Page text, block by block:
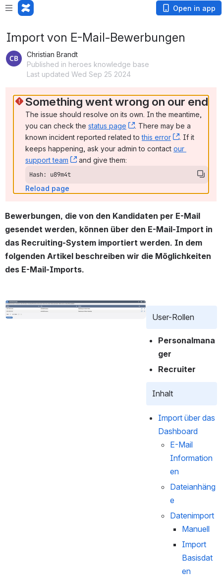
Open in app
Import von E-Mail-Bewerbungen
Christian Brandt
Published in heroes knowledge base
Last updated Wed Sep 25 2024
Something went wrong on our end
The issue should resolve on its own. In the meantime,
you can check the status page , (opens new window)
. There may be a
known incident reported related to this error , (opens
. If it
keeps happening, ask your admin to contact our
support team
, (opens new window)
and give them:
Hash: u89m4t
Reload page
Bewerbungen, die von den Kandidaten per E-Mail
gesendet werden, können über den E-Mail-Import in
das Recruiting-System importiert werden. In dem
folgenden Artikel beschreiben wir die Möglichkeiten
des E-Mail-Imports.
Open
User-Rollen
Personalmana
ger
Recruiter
Inhalt
Import über das
Dashboard
E-Mail
Information
en
Dateianhäng
e
Datenimport
Manuell
Import
Basisdat
en